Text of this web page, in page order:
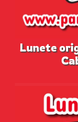
Lunete